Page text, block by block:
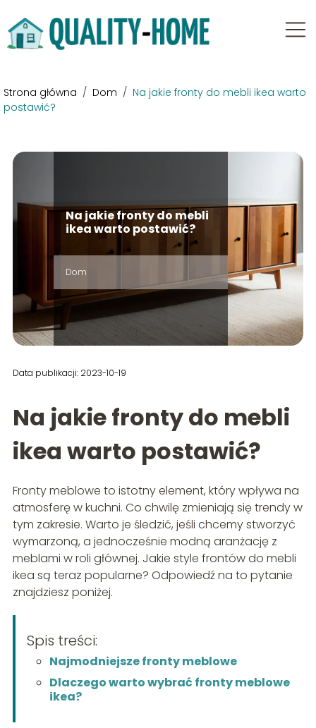
Strona główna / Dom / Na jakie fronty do mebli ikea warto
postawić?
Na jakie fronty do mebli
ikea warto postawić?
Dom
Data publikacji: 2023-10-19
Na jakie fronty do mebli
ikea warto postawić?
Fronty meblowe to istotny element, który wpływa na
atmosferę w kuchni. Co chwilę zmieniają się trendy w
tym zakresie. Warto je śledzić, jeśli chcemy stworzyć
wymarzoną, a jednocześnie modną aranżację z
meblami w roli głównej. Jakie style frontów do mebli
ikea są teraz popularne? Odpowiedź na to pytanie
znajdziesz poniżej.
Spis treści:
Najmodniejsze fronty meblowe
Dlaczego warto wybrać fronty meblowe
ikea?